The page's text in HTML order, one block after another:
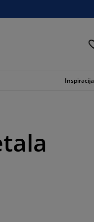
Inspiracija